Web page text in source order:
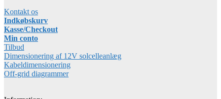
Kontakt os
Indkøbskurv
Kasse/Checkout
Min conto
Tilbud
Dimensionering af 12V solcelleanlæg
Kabeldimensionering
Off-grid diagrammer